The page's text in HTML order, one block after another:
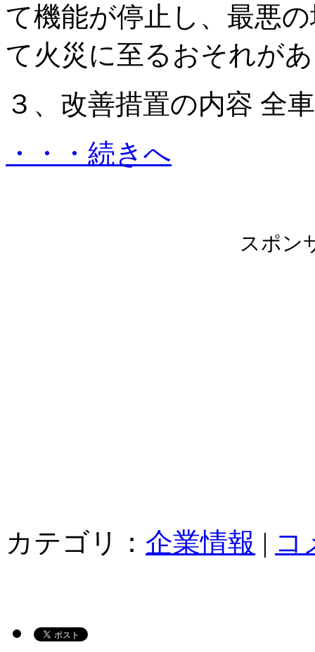
て機能が停止し、最悪
て火災に至るおそれが
３、改善措置の内容 全
・・・続きへ
スポン
カテゴリ： 企業情報 | コ